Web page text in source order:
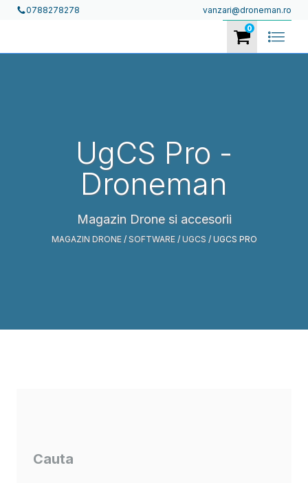
0788278278 vanzari@droneman.ro
0
UgCS Pro -
Droneman
Magazin Drone si accesorii
MAGAZIN DRONE/SOFTWARE/UGCS/ UGCS PRO
Cauta